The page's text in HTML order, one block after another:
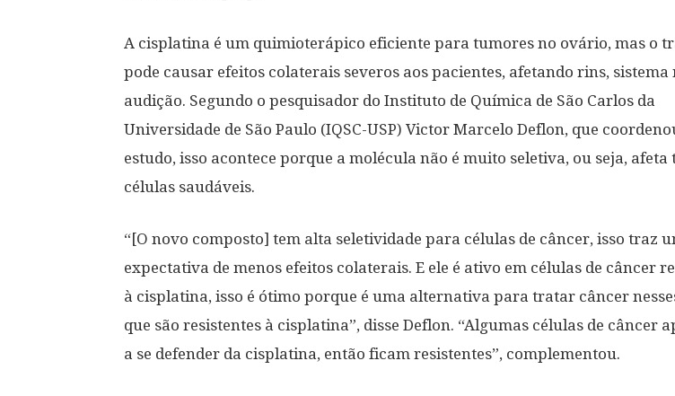
A cisplatina é um quimioterápico eficiente para tumores no ovário, mas o
pode causar efeitos colaterais severos aos pacientes, afetando rins, sistema
audição. Segundo o pesquisador do Instituto de Química de São Carlos da
Universidade de São Paulo (IQSC-USP) Victor Marcelo Deflon, que
estudo, isso acontece porque a molécula não é muito seletiva, ou seja, afeta
células saudáveis.
“[O novo composto] tem alta seletividade para células de câncer, isso traz
expectativa de menos efeitos colaterais. E ele é ativo em células de câncer
à cisplatina, isso é ótimo porque é uma alternativa para tratar câncer
que são resistentes à cisplatina”, disse Deflon. “Algumas células de câncer
a se defender da cisplatina, então ficam resistentes”, complementou.